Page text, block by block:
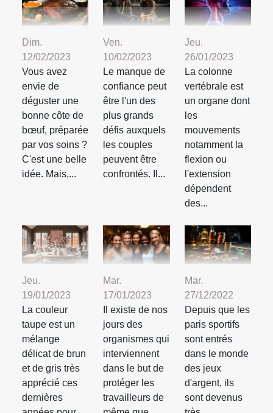
Dim.
12/02/2023
Vous avez
envie de
déguster une
bonne côte de
bœuf, préparée
par vos soins ?
C'est une belle
idée. Mais,...
Ven.
10/02/2023
Le manque de
confiance peut
être l'un des
plus grands
défis auxquels
les couples
peuvent être
confrontés. Il...
Jeu.
26/01/2023
La colonne
vertébrale est
un organe dont
les
mouvements
notamment la
flexion ou
l'extension
dépendent
des...
Jeu.
19/01/2023
La couleur
taupe est un
mélange
délicat de brun
et de gris très
apprécié ces
dernières
Mar.
17/01/2023
Il existe de nos
jours des
organismes qui
interviennent
dans le but de
protéger les
travailleurs de
Mar.
27/12/2022
Depuis que les
paris sportifs
sont entrés
dans le monde
des jeux
d'argent, ils
sont devenus